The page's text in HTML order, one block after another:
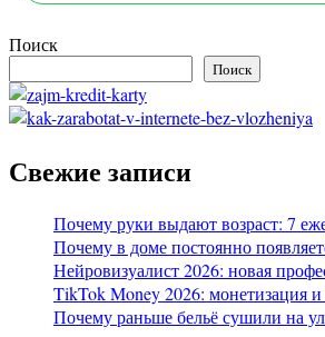
Поиск
Поиск
Свежие записи
Почему руки выдают возраст: 7
Почему в доме постоянно
Нейровизуалист 2026: новая
TikTok Money 2026: монетизация
Почему раньше бельё сушили на